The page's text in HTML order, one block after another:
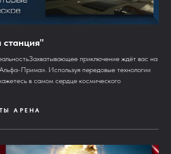
станция"
приключение ждёт вас на
Прима». Используя передовые технологии
в самом сердце космического
АРЕНА